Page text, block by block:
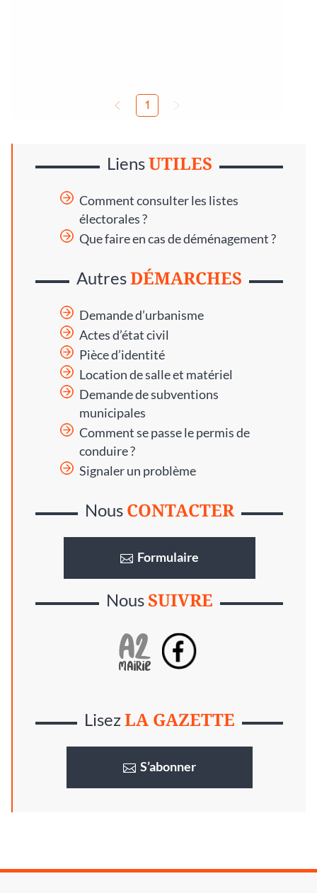
LiensUTILES
Comment consulter les listes
électorales ?
Que faire en cas de déménagement ?
AutresDÉMARCHES
Demande d’urbanisme
Actes d’état civil
Pièce d’identité
Location de salle et matériel
Demande de subventions
municipales
Comment se passe le permis de
conduire ?
Signaler un problème
Nous CONTACTER
Formulaire
NousSUIVRE
LisezLA GAZETTE
S’abonner